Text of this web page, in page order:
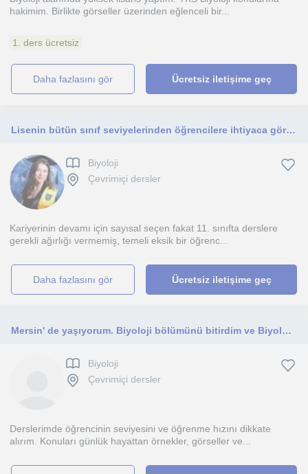
hakimim. Birlikte görseller üzerinden eğlenceli bir...
1. ders ücretsiz
daha fazlasını gör Ücretsiz iletişime geç
Lisenin bütün sınıf seviyelerinden öğrencilere ihtiyaca göre yazılı sınavlar için ya da YKS sınavı için ders anlatmaya uygunum.
Biyoloji
Çevrimiçi dersler
Kariyerinin devamı için sayısal seçen fakat 11. sınıfta derslere
gerekli ağırlığı vermemiş, temeli eksik bir öğrenc...
daha fazlasını gör Ücretsiz iletişime geç
Mersin' de yaşıyorum. Biyoloji bölümünü bitirdim ve Biyolojiyi başta YKS öğrencileri olmak üzere herkese öğretmeyi isterim.
Biyoloji
Çevrimiçi dersler
Derslerimde öğrencinin seviyesini ve öğrenme hızını dikkate
alırım. Konuları günlük hayattan örnekler, görseller ve...